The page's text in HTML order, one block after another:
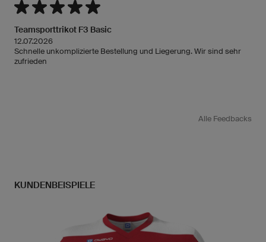
Teamsporttrikot F3 Basic
12.07.2026
Schnelle unkomplizierte Bestellung und Liegerung. Wir sind sehr
zufrieden
Alle Feedbacks
KUNDENBEISPIELE